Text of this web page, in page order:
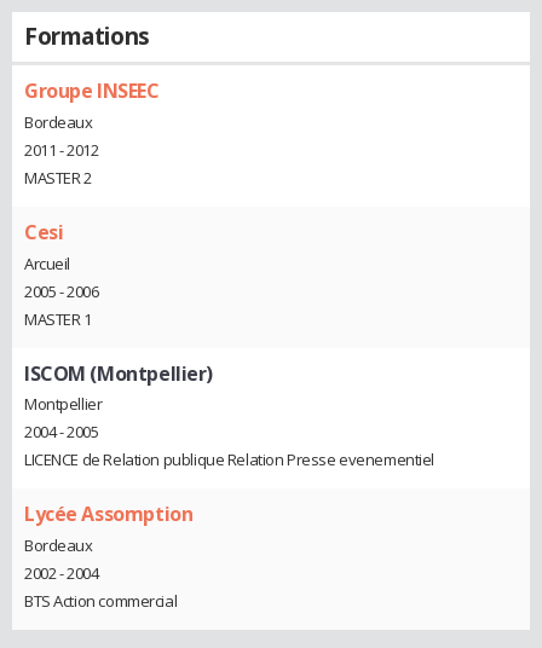
Formations
Groupe INSEEC
Bordeaux
2011 - 2012
MASTER 2
Cesi
Arcueil
2005 - 2006
MASTER 1
ISCOM (Montpellier)
Montpellier
2004 - 2005
LICENCE de Relation publique Relation Presse evenementiel
Lycée Assomption
Bordeaux
2002 - 2004
BTS Action commercial